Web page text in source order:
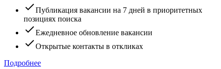
checkПубликация вакансии на 7 дней в приоритетных
позициях поиска
checkЕжедневное обновление вакансии
checkОткрытые контакты в откликах
Подробнее